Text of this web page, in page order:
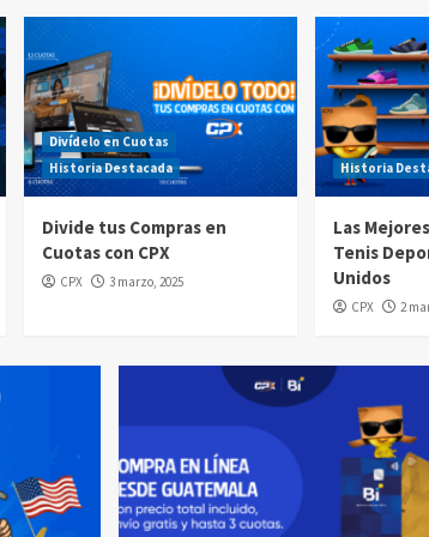
Divídelo en Cuotas
Historia Destacada
Divide tus Compras en
Cuotas con CPX
CPX 3 marzo, 2025
Historia
Las
Tenis
Unidos
CPX 2